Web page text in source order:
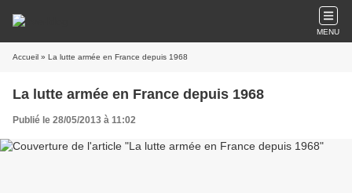
MENU
Accueil » La lutte armée en France depuis 1968
La lutte armée en France depuis 1968
Publié le 28/05/2013 à 11:02